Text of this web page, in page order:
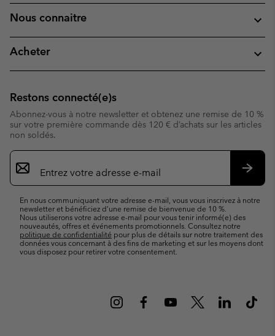
Nous connaitre
Acheter
Restons connecté(e)s
Abonnez-vous à notre newsletter et obtenez une remise de 10 %
sur votre première commande dès 120 € d’achats sur les articles
non soldés.
Inscription
par
e-
En nous communiquant votre adresse e-mail, vous vous inscrivez à notre
newsletter et bénéficiez d’une remise de bienvenue de 10 %.
Nous utiliserons votre adresse e-mail pour vous tenir informé(e) des
nouveautés, offres et événements promotionnels. Consultez notre
politique de confidentialité pour plus de détails sur notre traitement des
données vous concernant à des fins de marketing et sur les moyens dont
vous disposez pour retirer votre consentement.